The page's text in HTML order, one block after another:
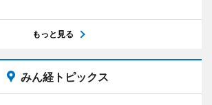
もっと見る
みん経トピックス